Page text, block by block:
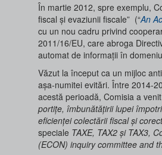
În martie 2012, spre exemplu,
fiscal și evaziunii fiscale” (“An
cu un nou cadru privind
2011/16/EU, care abroga
automat de informații în
Văzut la început ca un mijloc
așa-numitei evitări. Între 2014-
acestă perioadă, Comisia a
portițe, îmbunătățirii lupei
eficienței colectării fiscal și
speciale TAXE, TAX2 și TAX3,
(ECON) inquiry committee and